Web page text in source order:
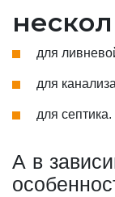
для
для
для септика.
А в